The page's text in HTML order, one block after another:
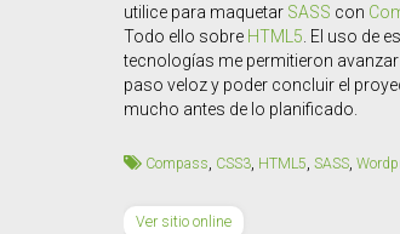
utilice para maquetar SASS con
Todo ello sobre HTML5 . El uso de
tecnologías me permitieron avanzar
paso veloz y poder concluir el
mucho antes de lo planificado.
Compass CSS3 HTML5 SASS
Ver sitio online